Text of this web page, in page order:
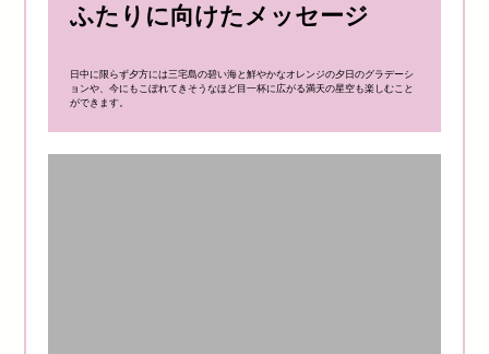
ふたりに向けたメッセージ
日中に限らず夕方には三宅島の碧い海と鮮やかなオレンジの夕日のグラデーシ
ョンや、今にもこぼれてきそうなほど目一杯に広がる満天の星空も楽しむこと
ができます。